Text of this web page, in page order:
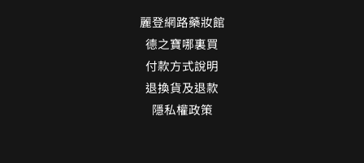
麗登網路藥妝館
德之寶哪裏買
付款方式說明
退換貨及退款
隱私權政策